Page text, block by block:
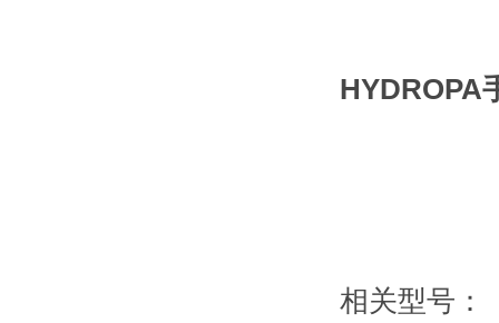
HYDROPA
相关型号：